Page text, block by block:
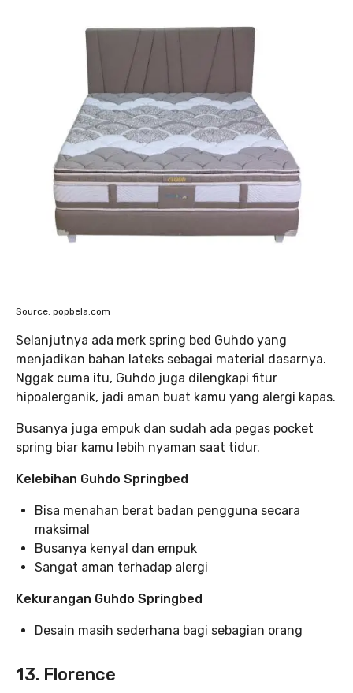
Source: popbela.com
Selanjutnya ada merk spring bed Guhdo yang
menjadikan bahan lateks sebagai material dasarnya.
Nggak cuma itu, Guhdo juga dilengkapi fitur
hipoalerganik, jadi aman buat kamu yang alergi kapas.
Busanya juga empuk dan sudah ada pegas pocket
spring biar kamu lebih nyaman saat tidur.
Kelebihan Guhdo Springbed
Bisa menahan berat badan pengguna secara
maksimal
Busanya kenyal dan empuk
Sangat aman terhadap alergi
Kekurangan Guhdo Springbed
Desain masih sederhana bagi sebagian orang
13. Florence